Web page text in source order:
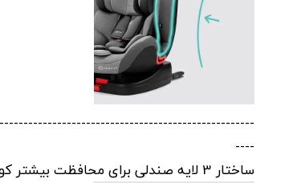
----
ساختار 3 لایه صندلی برای محافظت بیشتر کودک از ضربات جلویی و کناری